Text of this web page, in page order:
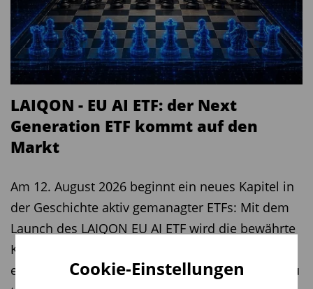
Cookie-Einstellungen
LAIQON - EU AI ETF: der Next
Generation ETF kommt auf den
Markt
Am 12. August 2026 beginnt ein neues Kapitel in
der Geschichte aktiv gemanagter ETFs: Mit dem
Launch des LAIQON EU AI ETF wird die bewährte
Künstliche Intelligenz (KI) der LAIQON Gruppe
eingesetzt, um bessere Anlageentscheidungen zu